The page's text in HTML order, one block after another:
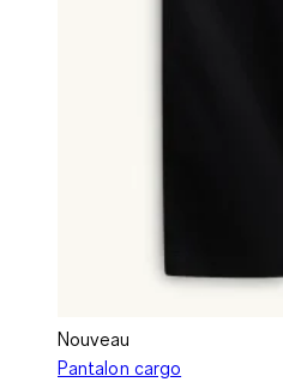
Nouveau
Pantalon cargo